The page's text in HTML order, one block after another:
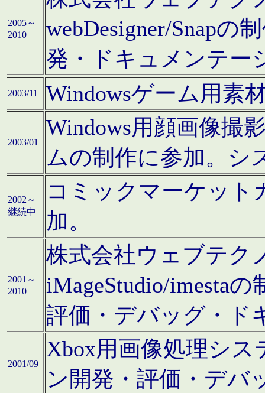
2005～
2010
webDesigner/Snapの
発・ドキュメンテー
2003/11 Windowsゲーム用素
2003/01
Windows用顔画像撮
ムの制作に参加。シ
2002～
継続中
コミックマーケット
加。
2001～
2010
株式会社ウェブテク
iMageStudio/imesta
評価・デバッグ・ド
2001/09
Xbox用画像処理シ
ン開発・評価・デバ